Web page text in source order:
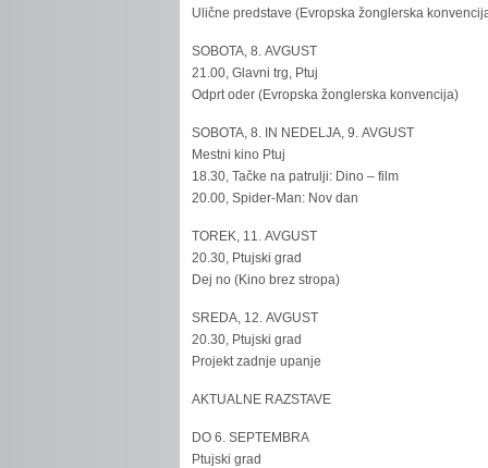
Ulične predstave (Evropska žonglerska
SOBOTA, 8. AVGUST
21.00, Glavni trg, Ptuj
Odprt oder (Evropska žonglerska konvencija)
SOBOTA, 8. IN NEDELJA, 9. AVGUST
Mestni kino Ptuj
18.30, Tačke na patrulji: Dino – film
20.00, Spider-Man: Nov dan
TOREK, 11. AVGUST
20.30, Ptujski grad
Dej no (Kino brez stropa)
SREDA, 12. AVGUST
20.30, Ptujski grad
Projekt zadnje upanje
AKTUALNE RAZSTAVE
DO 6. SEPTEMBRA
Ptujski grad